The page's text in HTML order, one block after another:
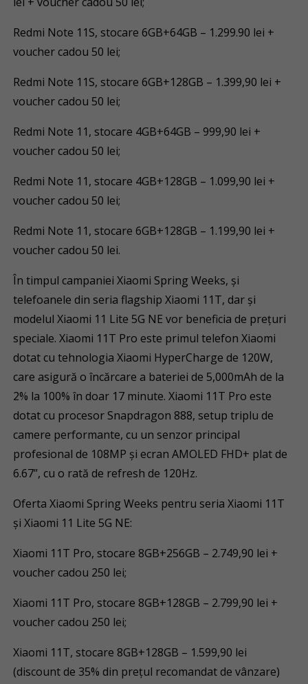
Redmi Note 11S, stocare 6GB+64GB – 1.299.90 lei +
voucher cadou 50 lei;
Redmi Note 11S, stocare 6GB+128GB – 1.399,90 lei +
voucher cadou 50 lei;
Redmi Note 11, stocare 4GB+64GB – 999,90 lei +
voucher cadou 50 lei;
Redmi Note 11, stocare 4GB+128GB – 1.099,90 lei +
voucher cadou 50 lei;
Redmi Note 11, stocare 6GB+128GB – 1.199,90 lei +
voucher cadou 50 lei.
În timpul campaniei Xiaomi Spring Weeks, și
telefoanele din seria flagship Xiaomi 11T, dar și
modelul Xiaomi 11 Lite 5G NE vor beneficia de prețuri
speciale. Xiaomi 11T Pro este primul telefon Xiaomi
dotat cu tehnologia Xiaomi HyperCharge de 120W,
care asigură o încărcare a bateriei de 5,000mAh de la
2% la 100% în doar 17 minute. Xiaomi 11T Pro este
dotat cu procesor Snapdragon 888, setup triplu de
camere performante, cu un senzor principal
profesional de 108MP și ecran AMOLED FHD+ plat de
6.67”, cu o rată de refresh de 120Hz.
Oferta Xiaomi Spring Weeks pentru seria Xiaomi 11T
și Xiaomi 11 Lite 5G NE:
Xiaomi 11T Pro, stocare 8GB+256GB – 2.749,90 lei +
voucher cadou 250 lei;
Xiaomi 11T Pro, stocare 8GB+128GB – 2.799,90 lei +
voucher cadou 250 lei;
Xiaomi 11T, stocare 8GB+128GB – 1.599,90 lei
(discount de 35% din prețul recomandat de vânzare)